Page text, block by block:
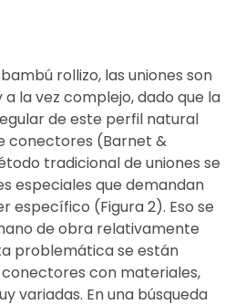
rollizo, las uniones son
la vez complejo, dado que la
de este perfil natural
conectores (Barnet &
tradicional de uniones se
especiales que demandan
específico (Figura 2). Eso se
de obra relativamente
problemática se están
con materiales,
variadas. En una búsqueda